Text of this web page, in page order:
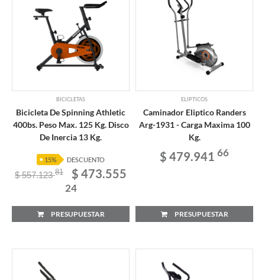
BICICLETAS
Bicicleta De Spinning Athletic
400bs. Peso Max. 125 Kg. Disco
De Inercia 13 Kg.
15% DESCUENTO
$ 557.12381 $ 473.555
24
PRESUPUESTAR
ELIPTICOS
Caminador Eliptico Randers
Arg-1931 - Carga Maxima 100
Kg.
$ 479.941 66
PRESUPUESTAR